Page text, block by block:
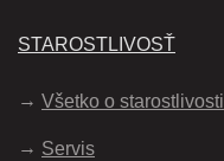
STAROSTLIVOSŤ
Všetko o starostlivosti
Servis